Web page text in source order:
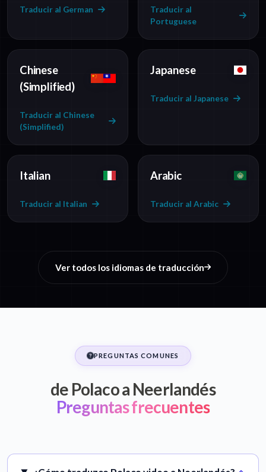
Traducir al German
Traducir al
Portuguese
Chinese
(Simplified)
Traducir al Chinese
(Simplified)
Japanese
Traducir al Japanese
Italian
Traducir al Italian
Arabic
Traducir al Arabic
Ver todos los idiomas de traducción
PREGUNTAS COMUNES
de Polaco a Neerlandés
Preguntas frecuentes